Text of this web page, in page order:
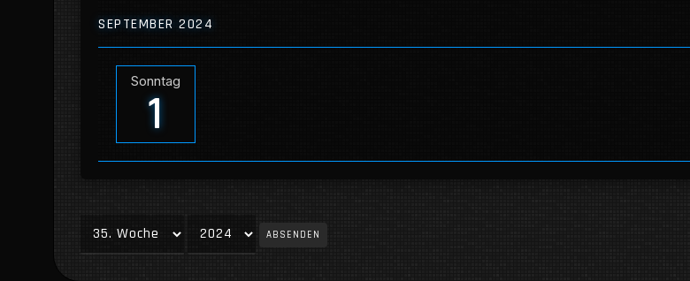
SEPTEMBER 2024
Sonntag
1
ABSENDEN